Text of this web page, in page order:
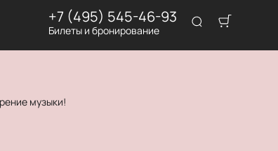
+7 (495) 545-46-93
Билеты и бронирование
музыки!